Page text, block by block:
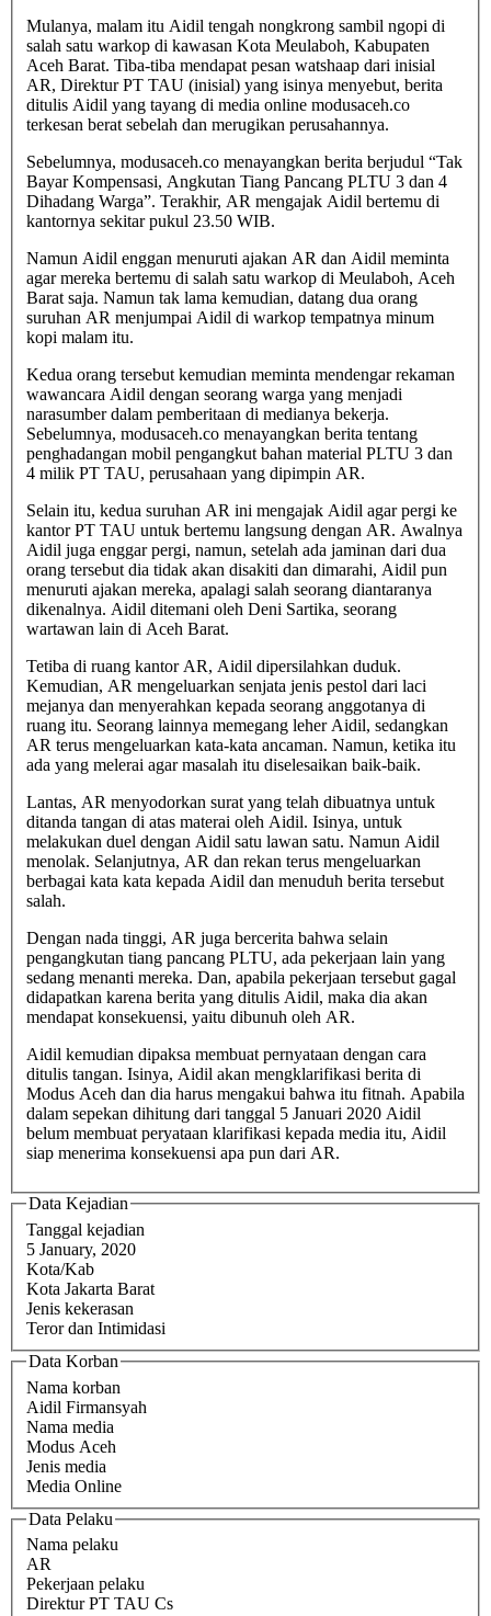
Mulanya, malam itu Aidil tengah nongkrong sambil ngopi di
salah satu warkop di kawasan Kota Meulaboh, Kabupaten
Aceh Barat. Tiba-tiba mendapat pesan watshaap dari inisial
AR, Direktur PT TAU (inisial) yang isinya menyebut, berita
ditulis Aidil yang tayang di media online modusaceh.co
terkesan berat sebelah dan merugikan perusahannya.
Sebelumnya, modusaceh.co menayangkan berita berjudul “Tak
Bayar Kompensasi, Angkutan Tiang Pancang PLTU 3 dan 4
Dihadang Warga”. Terakhir, AR mengajak Aidil bertemu di
kantornya sekitar pukul 23.50 WIB.
Namun Aidil enggan menuruti ajakan AR dan Aidil meminta
agar mereka bertemu di salah satu warkop di Meulaboh, Aceh
Barat saja. Namun tak lama kemudian, datang dua orang
suruhan AR menjumpai Aidil di warkop tempatnya minum
kopi malam itu.
Kedua orang tersebut kemudian meminta mendengar rekaman
wawancara Aidil dengan seorang warga yang menjadi
narasumber dalam pemberitaan di medianya bekerja.
Sebelumnya, modusaceh.co menayangkan berita tentang
penghadangan mobil pengangkut bahan material PLTU 3 dan
4 milik PT TAU, perusahaan yang dipimpin AR.
Selain itu, kedua suruhan AR ini mengajak Aidil agar pergi ke
kantor PT TAU untuk bertemu langsung dengan AR. Awalnya
Aidil juga enggar pergi, namun, setelah ada jaminan dari dua
orang tersebut dia tidak akan disakiti dan dimarahi, Aidil pun
menuruti ajakan mereka, apalagi salah seorang diantaranya
dikenalnya. Aidil ditemani oleh Deni Sartika, seorang
wartawan lain di Aceh Barat.
Tetiba di ruang kantor AR, Aidil dipersilahkan duduk.
Kemudian, AR mengeluarkan senjata jenis pestol dari laci
mejanya dan menyerahkan kepada seorang anggotanya di
ruang itu. Seorang lainnya memegang leher Aidil, sedangkan
AR terus mengeluarkan kata-kata ancaman. Namun, ketika itu
ada yang melerai agar masalah itu diselesaikan baik-baik.
Lantas, AR menyodorkan surat yang telah dibuatnya untuk
ditanda tangan di atas materai oleh Aidil. Isinya, untuk
melakukan duel dengan Aidil satu lawan satu. Namun Aidil
menolak. Selanjutnya, AR dan rekan terus mengeluarkan
berbagai kata kata kepada Aidil dan menuduh berita tersebut
salah.
Dengan nada tinggi, AR juga bercerita bahwa selain
pengangkutan tiang pancang PLTU, ada pekerjaan lain yang
sedang menanti mereka. Dan, apabila pekerjaan tersebut gagal
didapatkan karena berita yang ditulis Aidil, maka dia akan
mendapat konsekuensi, yaitu dibunuh oleh AR.
Aidil kemudian dipaksa membuat pernyataan dengan cara
ditulis tangan. Isinya, Aidil akan mengklarifikasi berita di
Modus Aceh dan dia harus mengakui bahwa itu fitnah. Apabila
dalam sepekan dihitung dari tanggal 5 Januari 2020 Aidil
belum membuat peryataan klarifikasi kepada media itu, Aidil
siap menerima konsekuensi apa pun dari AR.
Data Kejadian
Tanggal kejadian
5 January, 2020
Kota/Kab
Kota Jakarta Barat
Jenis kekerasan
Teror dan Intimidasi
Data Korban
Nama korban
Aidil Firmansyah
Nama media
Modus Aceh
Jenis media
Media Online
Data Pelaku
Nama pelaku
AR
Pekerjaan pelaku
Direktur PT TAU Cs